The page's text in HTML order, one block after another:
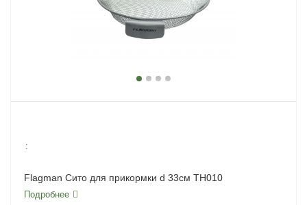
:
Flagman Сито для прикормки d 33см TH010
Подробнее